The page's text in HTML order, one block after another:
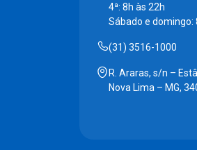
4ª: 8h às 22h
Sábado e domingo:
(31) 3516-1000
R. Araras, s/n –
Nova Lima – MG,